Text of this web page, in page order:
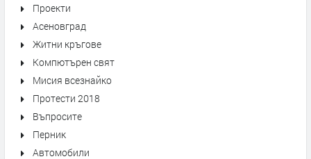
Проекти
Асеновград
Житни кръгове
Компютърен свят
Мисия всезнайко
Протести 2018
Въпросите
Перник
Автомобили